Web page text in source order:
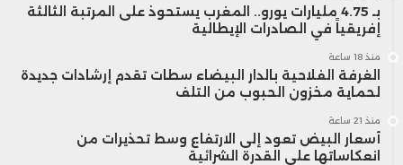
بـ 4.75 مليارات يورو.. المغرب يستحوذ على المرتبة الثالثة
إفريقياً في الصادرات الإيطالية
منذ 18 ساعة
الغرفة الفلاحية بالدار البيضاء سطات تقدم إرشادات جديدة
لحماية مخزون الحبوب من التلف
منذ 21 ساعة
أسعار البيض تعود إلى الارتفاع وسط تحذيرات من
انعكاساتها على القدرة الشرائية